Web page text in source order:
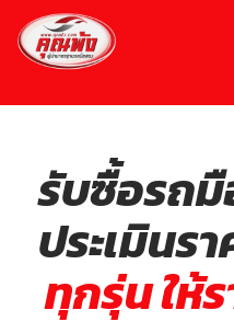
รับซื้อรถ
ประเมินร
ทุกรุ่น ให้